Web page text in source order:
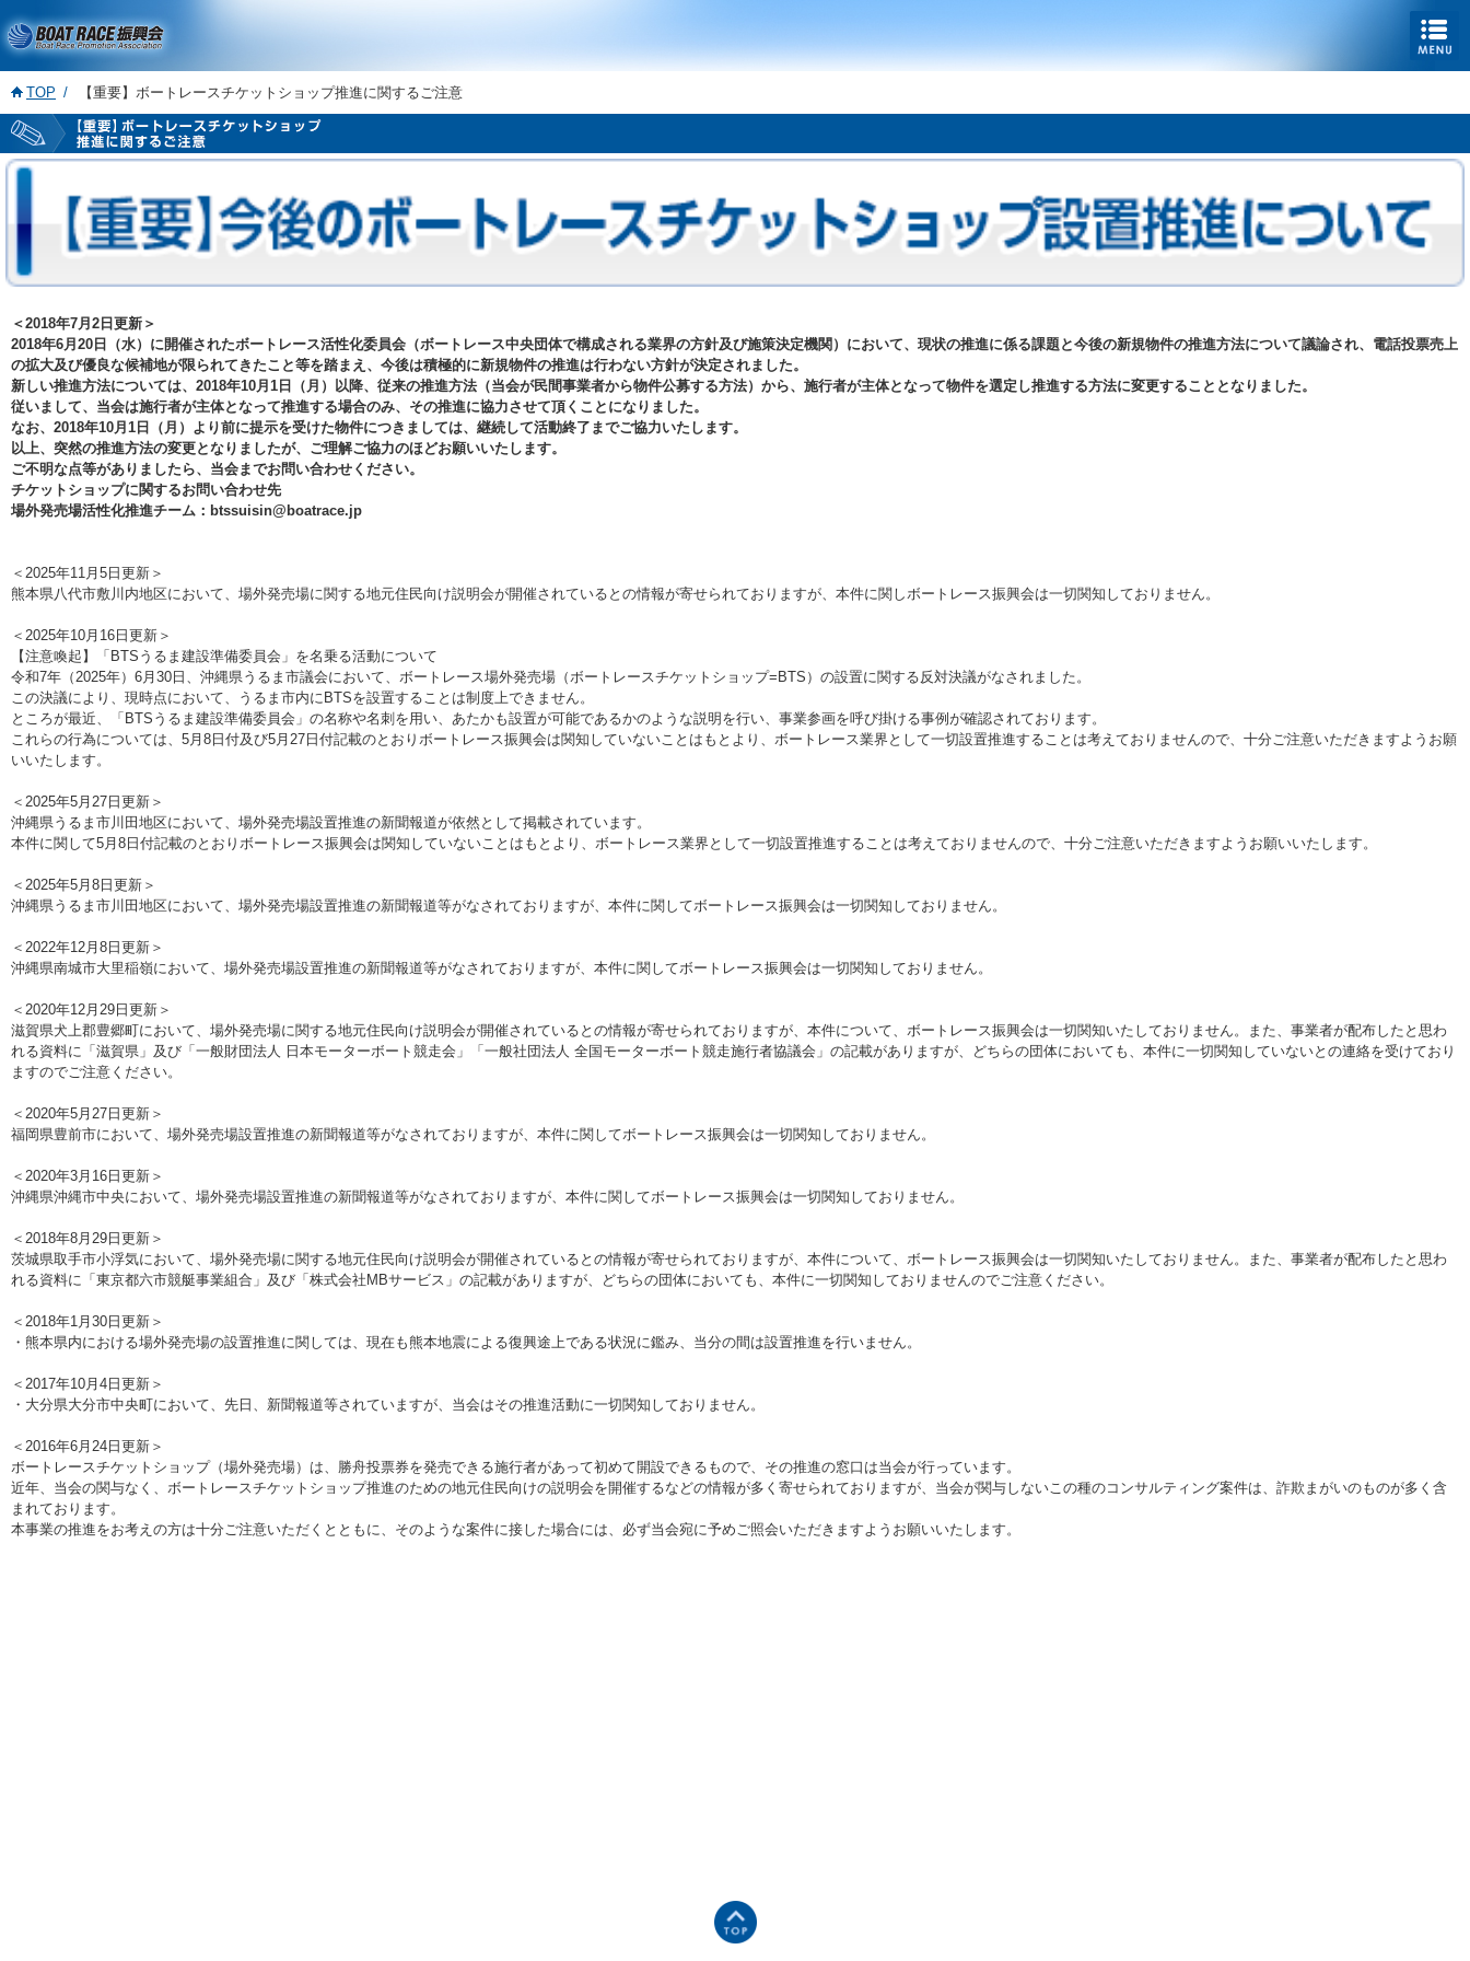
TOP 【重要】ボートレースチケットショップ推進に関するご注意
＜2018年7月2日更新＞
2018年6月20日（水）に開催されたボートレース活性化委員会（ボートレース中央団体で構成される業界の方針及び施策決定機関）において、現状の推進に係る課題と今後の新規物件の推進方法について議論され、電話投票売上
の拡大及び優良な候補地が限られてきたこと等を踏まえ、今後は積極的に新規物件の推進は行わない方針が決定されました。
新しい推進方法については、2018年10月1日（月）以降、従来の推進方法（当会が民間事業者から物件公募する方法）から、施行者が主体となって物件を選定し推進する方法に変更することとなりました。
従いまして、当会は施行者が主体となって推進する場合のみ、その推進に協力させて頂くことになりました。
なお、2018年10月1日（月）より前に提示を受けた物件につきましては、継続して活動終了までご協力いたします。
以上、突然の推進方法の変更となりましたが、ご理解ご協力のほどお願いいたします。
ご不明な点等がありましたら、当会までお問い合わせください。
チケットショップに関するお問い合わせ先
場外発売場活性化推進チーム：btssuisin@boatrace.jp
＜2025年11月5日更新＞
熊本県八代市敷川内地区において、場外発売場に関する地元住民向け説明会が開催されているとの情報が寄せられておりますが、本件に関しボートレース振興会は一切関知しておりません。
＜2025年10月16日更新＞
【注意喚起】「BTSうるま建設準備委員会」を名乗る活動について
令和7年（2025年）6月30日、沖縄県うるま市議会において、ボートレース場外発売場（ボートレースチケットショップ=BTS）の設置に関する反対決議がなされました。
この決議により、現時点において、うるま市内にBTSを設置することは制度上できません。
ところが最近、「BTSうるま建設準備委員会」の名称や名刺を用い、あたかも設置が可能であるかのような説明を行い、事業参画を呼び掛ける事例が確認されております。
これらの行為については、5月8日付及び5月27日付記載のとおりボートレース振興会は関知していないことはもとより、ボートレース業界として一切設置推進することは考えておりませんので、十分ご注意いただきますようお願
いいたします。
＜2025年5月27日更新＞
沖縄県うるま市川田地区において、場外発売場設置推進の新聞報道が依然として掲載されています。
本件に関して5月8日付記載のとおりボートレース振興会は関知していないことはもとより、ボートレース業界として一切設置推進することは考えておりませんので、十分ご注意いただきますようお願いいたします。
＜2025年5月8日更新＞
沖縄県うるま市川田地区において、場外発売場設置推進の新聞報道等がなされておりますが、本件に関してボートレース振興会は一切関知しておりません。
＜2022年12月8日更新＞
沖縄県南城市大里稲嶺において、場外発売場設置推進の新聞報道等がなされておりますが、本件に関してボートレース振興会は一切関知しておりません。
＜2020年12月29日更新＞
滋賀県犬上郡豊郷町において、場外発売場に関する地元住民向け説明会が開催されているとの情報が寄せられておりますが、本件について、ボートレース振興会は一切関知いたしておりません。また、事業者が配布したと思わ
れる資料に「滋賀県」及び「一般財団法人 日本モーターボート競走会」「一般社団法人 全国モーターボート競走施行者協議会」の記載がありますが、どちらの団体においても、本件に一切関知していないとの連絡を受けており
ますのでご注意ください。
＜2020年5月27日更新＞
福岡県豊前市において、場外発売場設置推進の新聞報道等がなされておりますが、本件に関してボートレース振興会は一切関知しておりません。
＜2020年3月16日更新＞
沖縄県沖縄市中央において、場外発売場設置推進の新聞報道等がなされておりますが、本件に関してボートレース振興会は一切関知しておりません。
＜2018年8月29日更新＞
茨城県取手市小浮気において、場外発売場に関する地元住民向け説明会が開催されているとの情報が寄せられておりますが、本件について、ボートレース振興会は一切関知いたしておりません。また、事業者が配布したと思わ
れる資料に「東京都六市競艇事業組合」及び「株式会社MBサービス」の記載がありますが、どちらの団体においても、本件に一切関知しておりませんのでご注意ください。
＜2018年1月30日更新＞
・熊本県内における場外発売場の設置推進に関しては、現在も熊本地震による復興途上である状況に鑑み、当分の間は設置推進を行いません。
＜2017年10月4日更新＞
・大分県大分市中央町において、先日、新聞報道等されていますが、当会はその推進活動に一切関知しておりません。
＜2016年6月24日更新＞
ボートレースチケットショップ（場外発売場）は、勝舟投票券を発売できる施行者があって初めて開設できるもので、その推進の窓口は当会が行っています。
近年、当会の関与なく、ボートレースチケットショップ推進のための地元住民向けの説明会を開催するなどの情報が多く寄せられておりますが、当会が関与しないこの種のコンサルティング案件は、詐欺まがいのものが多く含
まれております。
本事業の推進をお考えの方は十分ご注意いただくとともに、そのような案件に接した場合には、必ず当会宛に予めご照会いただきますようお願いいたします。